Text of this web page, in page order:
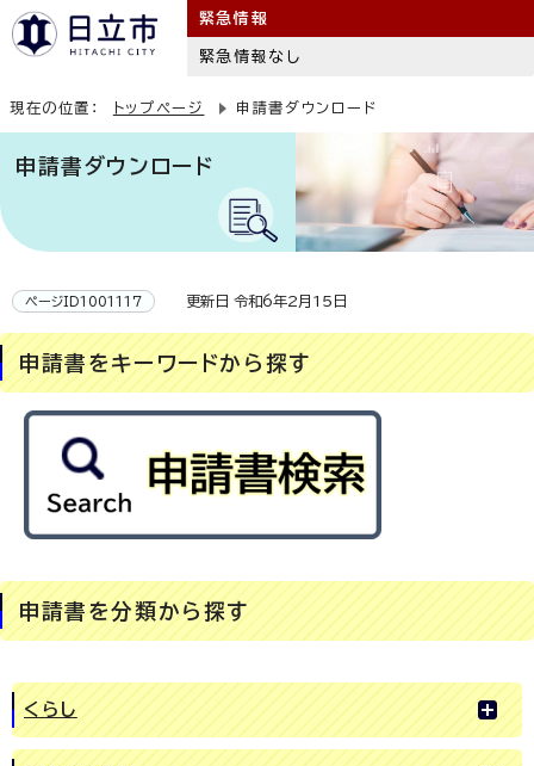
緊急情報
緊急情報なし
現在の位置： トップページ 申請書ダウンロード
申請書ダウンロード
ページID1001117 更新日 令和6年2月15日
申請書をキーワードから探す
申請書を分類から探す
くらし